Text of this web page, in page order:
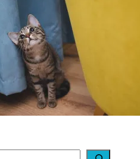
Ką daryti, kad katė
nedraskytų tapetų?
2026-02-07